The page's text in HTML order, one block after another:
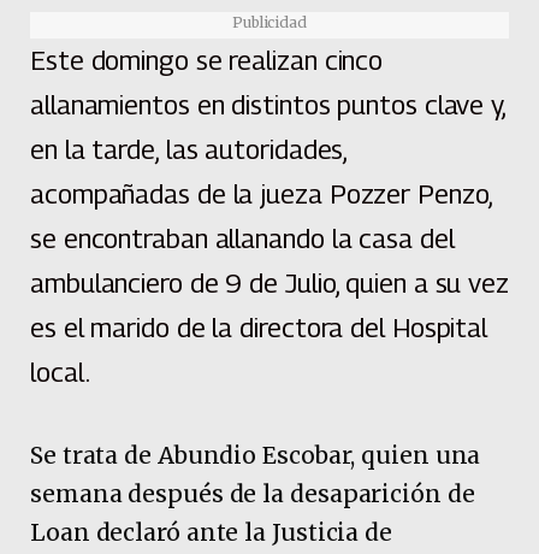
Publicidad
Este domingo se realizan cinco
allanamientos en distintos puntos clave y,
en la tarde, las autoridades,
acompañadas de la jueza Pozzer Penzo,
se encontraban allanando la casa del
ambulanciero de 9 de Julio, quien a su vez
es el marido de la directora del Hospital
local.
Se trata de Abundio Escobar, quien una
semana después de la desaparición de
Loan declaró ante la Justicia de